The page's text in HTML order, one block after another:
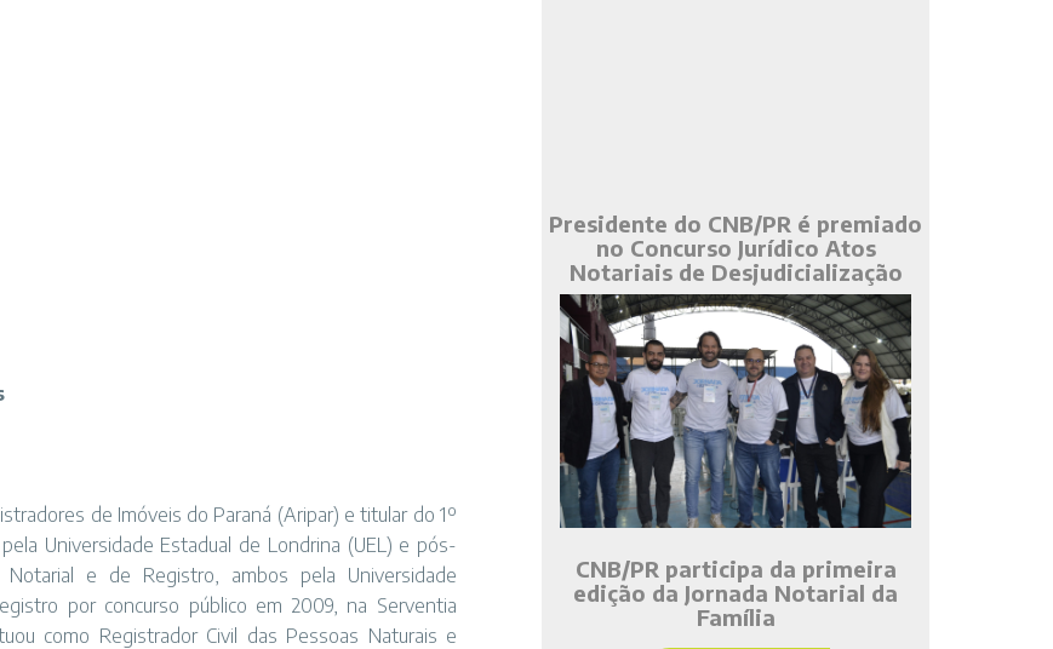
de Imóveis do Paraná (Aripar) e titular do 1º
Universidade Estadual de Londrina (UEL) e pós-
e de Registro, ambos pela Universidade
por concurso público em 2009, na Serventia
como Registrador Civil das Pessoas Naturais e
Presidente do CNB/PR é premiado
no Concurso Jurídico Atos
Notariais de Desjudicialização
CNB/PR participa da primeira
edição da Jornada Notarial da
Família